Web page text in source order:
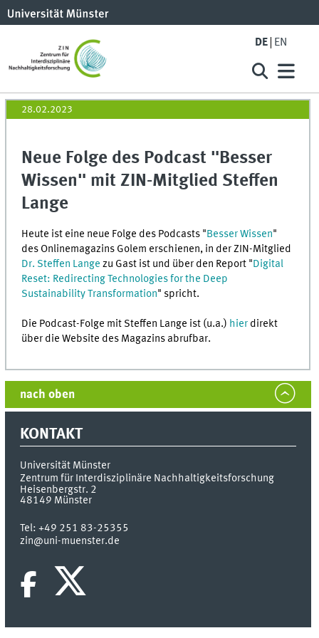
DE EN
28.02.2023
Neue Folge des Podcast "Besser
Wissen" mit ZIN-Mitglied Steffen
Lange
Heute ist eine neue Folge des Podcasts "Besser Wissen"
des Onlinemagazins Golem erschienen, in der ZIN-Mitglied
Dr. Steffen Langezu Gast ist und über den Report "Digital
Reset: Redirecting Technologies for the Deep
Sustainability Transformation" spricht.
Die Podcast-Folge mit Steffen Lange ist (u.a.) hier direkt
über die Website des Magazins abrufbar.
nach oben
KONTAKT
Universität Münster
Zentrum für Interdisziplinäre Nachhaltigkeitsforschung
Heisenbergstr. 2
48149 Münster
Tel:+49 251 83-25355
zin@uni-muenster.de